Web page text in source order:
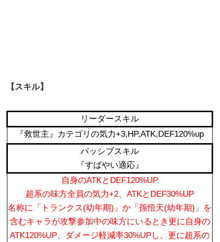
【スキル】
リーダースキル
『救世主』カテゴリの気力+3,HP,ATK,DEF120%up
パッシブスキル
『すばやい適応』
自身のATKとDEF120%UP
超系の味方全員の気力+2、ATKとDEF30%UP
名称に「トランクス(幼年期)」か「孫悟天(幼年期)」を
含むキャラが攻撃参加中の味方にいるとき更に自身の
ATK120%UP、ダメージ軽減率30%UPし、更に超系の